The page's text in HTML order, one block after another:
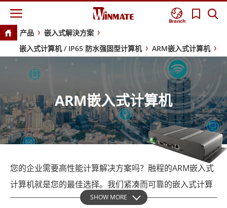
Branch
产品
嵌入式解決方案
嵌入式计算机 / IP65 防水强固型计算机
ARM嵌入式计算机
ARM嵌入式计算机
您的企业需要高性能计算解决方案吗？融程的ARM嵌入式
计算机就是您的最佳选择。我们紧凑而可靠的嵌入式计算
机采用ARM处理器，旨在满足各种行业的需求。
SHOW MORE